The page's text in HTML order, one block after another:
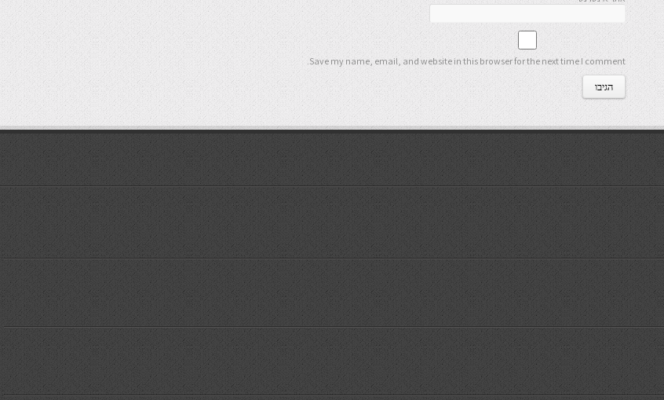
Save my name, email, and website in this browser for the next time I comment.